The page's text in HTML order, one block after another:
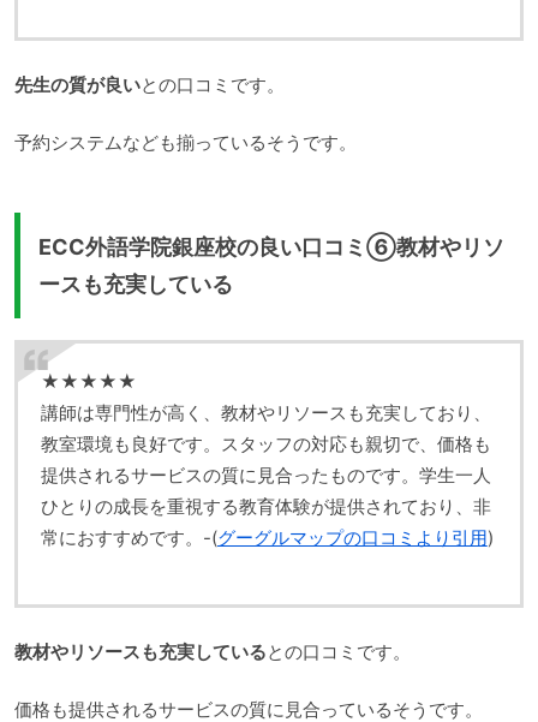
先生の質が良いとの口コミです。
予約システムなども揃っているそうです。
ECC外語学院銀座校の良い口コミ⑥教材やリソ
ースも充実している
★★★★★
講師は専門性が高く、教材やリソースも充実しており、
教室環境も良好です。スタッフの対応も親切で、価格も
提供されるサービスの質に見合ったものです。学生一人
ひとりの成長を重視する教育体験が提供されており、非
常におすすめです。-(グーグルマップの口コミより引用)
教材やリソースも充実しているとの口コミです。
価格も提供されるサービスの質に見合っているそうです。